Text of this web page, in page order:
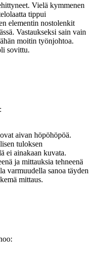
Vielä kymmenen
tippui
elementin nostolenkit
Vastaukseksi sain vain
moitin työnjohtoa.
sovittu.
aivan höpöhöpöä.
tuloksen
ei ainakaan kuvata.
ja mittauksia tehneenä
varmuudella sanoa täyden
mittaus.